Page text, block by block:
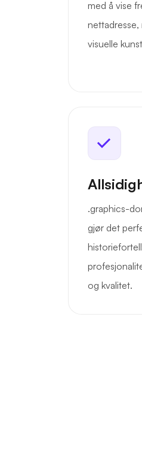
med å vise
visuelle
.graphics-
gjør det
og kvalitet.